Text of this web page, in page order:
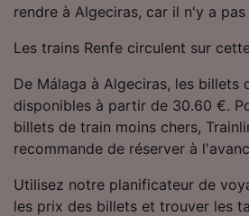
rendre à Algeciras, car il n'y a
Les trains Renfe circulent sur
De Málaga à Algeciras, les billets
disponibles à partir de 30.60 €.
billets de train moins chers,
recommande de réserver à
Utilisez notre planificateur de
les prix des billets et trouver les
services.
Liste de nos partenaires